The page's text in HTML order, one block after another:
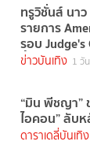
ทรูวิชั่นส์ นาว
รายการ
รอบ Judge's
นี้
ข่าวบันเทิง 1 วั
“มิน พีชญา”
ไอคอน” ลับ
ดาราเดลี่บันเทิง